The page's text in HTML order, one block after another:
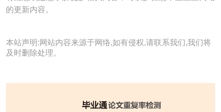
的更新内容。
本站声明:网站内容来源于网络,如有侵权,请联系我们,我们将
及时删除处理。